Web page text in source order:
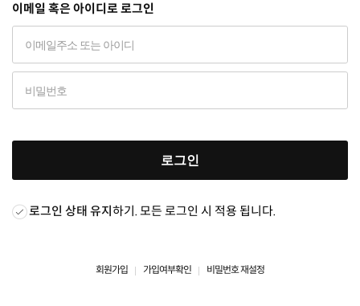
이메일 혹은 아이디로 로그인
로그인
로그인 상태 유지하기. 모든 로그인 시 적용 됩니다.
회원가입 가입여부확인 비밀번호 재설정